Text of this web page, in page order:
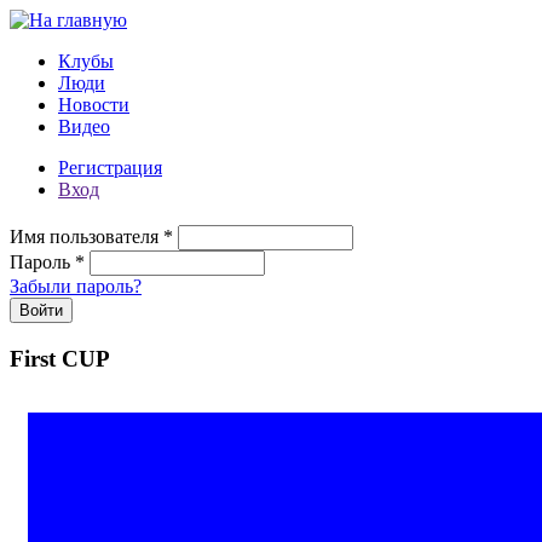
Перейти к основному содержанию
Клубы
Люди
Новости
Видео
Регистрация
Вход
Имя пользователя *
Пароль *
Забыли пароль?
First CUP